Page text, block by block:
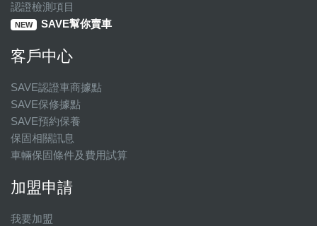
認證檢測項目
NEW SAVE幫你賣車
客戶中心
SAVE認證車商據點
SAVE保修據點
SAVE預約保養
保固相關訊息
車輛保固條件及費用試算
加盟申請
我要加盟